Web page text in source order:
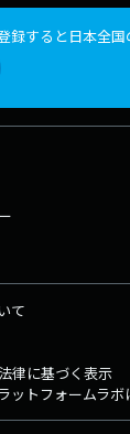
録すると日本全
て
律に基づく表示
ットフォームラボ